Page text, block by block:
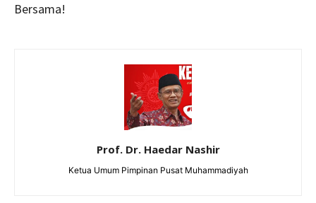
Bersama!
Prof. Dr. Haedar Nashir
Ketua Umum Pimpinan Pusat Muhammadiyah